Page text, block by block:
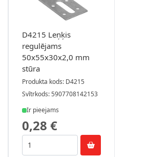
D4215 Leņķis
regulējams
50x55x30x2,0 mm
stūra
Produkta kods: D4215
Svītrkods: 5907708142153
Ir pieejams
0,28 €